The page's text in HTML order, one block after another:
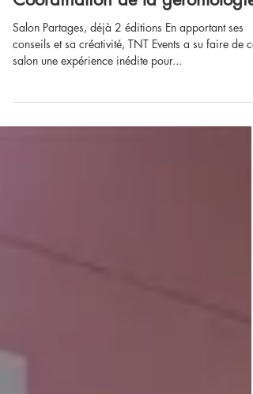
Coordination de la gérontologie
Salon Partages, déjà 2 éditions En apportant ses
salon une expérience inédite pour...